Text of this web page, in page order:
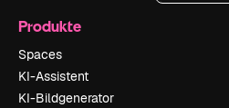
Produkte
Spaces
KI-Assistent
KI-Bildgenerator